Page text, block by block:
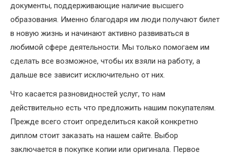
документы, поддерживающие наличие высшего
образования. Именно благодаря им люди получают билет
в новую жизнь и начинают активно развиваться в
любимой сфере деятельности. Мы только помогаем им
сделать все возможное, чтобы их взяли на работу, а
дальше все зависит исключительно от них.
Что касается разновидностей услуг, то нам
действительно есть что предложить нашим покупателям.
Прежде всего стоит определиться какой конкретно
диплом стоит заказать на нашем сайте. Выбор
заключается в покупке копии или оригинала. Первое